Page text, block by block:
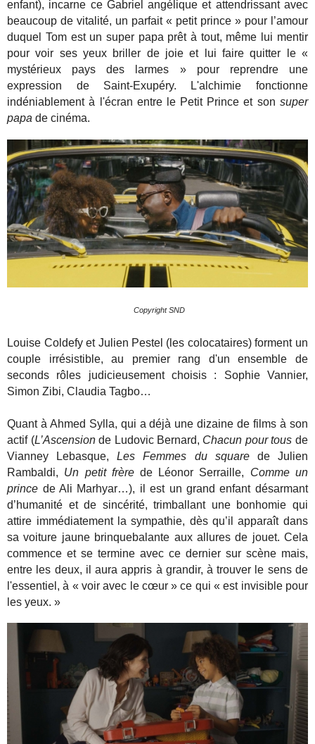
enfant), incarne ce Gabriel angélique et attendrissant avec
beaucoup de vitalité, un parfait « petit prince » pour l’amour
duquel Tom est un super papa prêt à tout, même lui mentir
pour voir ses yeux briller de joie et lui faire quitter le «
mystérieux pays des larmes » pour reprendre une
expression de Saint-Exupéry. L'alchimie fonctionne
indéniablement à l'écran entre le Petit Prince et son super
papa de cinéma.
Copyright SND
Louise Coldefy et Julien Pestel (les colocataires) forment un
couple irrésistible, au premier rang d'un ensemble de
seconds rôles judicieusement choisis : Sophie Vannier,
Simon Zibi, Claudia Tagbo…
Quant à Ahmed Sylla, qui a déjà une dizaine de films à son
actif (L’Ascensionde Ludovic Bernard, Chacun pour tous de
Vianney Lebasque,Les Femmes du square de Julien
Rambaldi, Un petit frèrede Léonor Serraille, Comme un
prince de Ali Marhyar…), il est un grand enfant désarmant
d’humanité et de sincérité, trimballant une bonhomie qui
attire immédiatement la sympathie, dès qu’il apparaît dans
sa voiture jaune brinquebalante aux allures de jouet. Cela
commence et se termine avec ce dernier sur scène mais,
entre les deux, il aura appris à grandir, à trouver le sens de
l'essentiel, à « voir avec le cœur » ce qui « est invisible pour
les yeux. »